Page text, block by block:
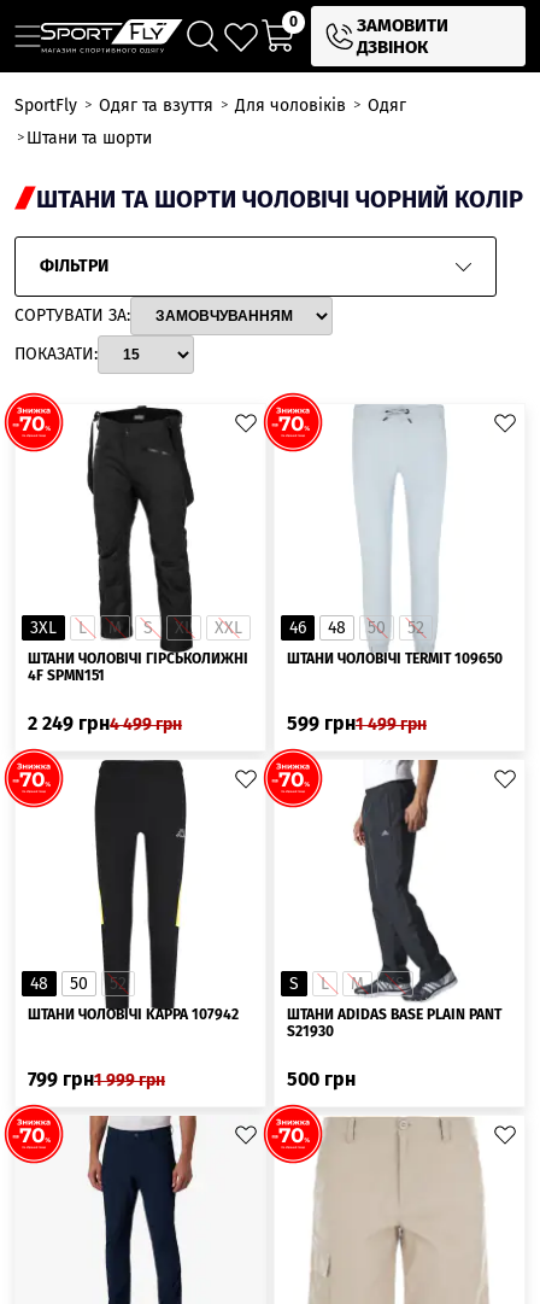
0
ЗАМОВИТИ
ДЗВІНОК
SportFly Одяг та взуття Для чоловіків
Одяг
Штани та шорти
ШТАНИ ТА ШОРТИ ЧОЛОВІЧІ ЧОРНИЙ КОЛІР
ФІЛЬТРИ
СОРТУВАТИ ЗА:
ПОКАЗАТИ:
3XL L M S XL XXL
ШТАНИ ЧОЛОВІЧІ ГІРСЬКОЛИЖНІ
4F SPMN151
2 249 грн4 499грн
46 48 50 52
ШТАНИ ЧОЛОВІЧІ TERMIT 109650
599 грн1 499грн
48 50 52
ШТАНИ ЧОЛОВІЧІ KAPPA 107942
799 грн1 999грн
S L M XS
ШТАНИ ADIDAS BASE PLAIN PANT
S21930
500 грн